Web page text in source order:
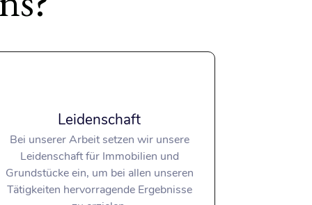
Leidenschaft
Bei unserer Arbeit setzen wir unsere
Leidenschaft für Immobilien und
Grundstücke ein, um bei allen unseren
Tätigkeiten hervorragende Ergebnisse